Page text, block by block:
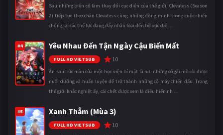
Sau những biến cố làm thay đổi cục diện của thế giới, Clevatess (Season
2) tiếp tục theo chân Clevatess cùng những đồng minh trong cuộc chiến
chống lại các thế lực đang đẩy nhân loại đến bờ vực diệ ...
#4 Yêu Nhau Đến Tận Ngày Cậu Biến Mất
FULL HD VIETSUB 10
Ẩn sau bức màn của một học viện bí mật là nơi những cô gái mồ côi được
nuôi dưỡng và huấn luyện để trở thành những cỗ máy chiến đấu. Trong
thế giới khắc nghiệt ấy, cái chết được xem là điều hiển nh ...
#5 Xanh Thẳm (Mùa 3)
FULL HD VIETSUB 10